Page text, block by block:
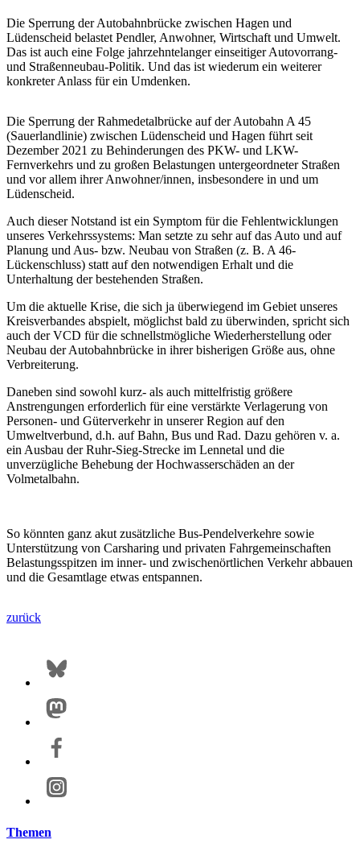
Die Sperrung der Autobahnbrücke zwischen Hagen und
Lüdenscheid belastet Pendler, Anwohner, Wirtschaft und Umwelt.
Das ist auch eine Folge jahrzehntelanger einseitiger Autovorrang-
und Straßenneubau-Politik. Und das ist wiederum ein weiterer
konkreter Anlass für ein Umdenken.
Die Sperrung der Rahmedetalbrücke auf der Autobahn A 45
(Sauerlandlinie) zwischen Lüdenscheid und Hagen führt seit
Dezember 2021 zu Behinderungen des PKW- und LKW-
Fernverkehrs und zu großen Belastungen untergeordneter Straßen
und vor allem ihrer Anwohner/innen, insbesondere in und um
Lüdenscheid.
Auch dieser Notstand ist ein Symptom für die Fehlentwicklungen
unseres Verkehrssystems: Man setzte zu sehr auf das Auto und auf
Planung und Aus- bzw. Neubau von Straßen (z. B. A 46-
Lückenschluss) statt auf den notwendigen Erhalt und die
Unterhaltung der bestehenden Straßen.
Um die aktuelle Krise, die sich ja überwiegend im Gebiet unseres
Kreisverbandes abspielt, möglichst bald zu überwinden, spricht sich
auch der VCD für die schnellstmögliche Wiederherstellung oder
Neubau der Autobahnbrücke in ihrer bisherigen Größe aus, ohne
Verbreiterung.
Daneben sind sowohl kurz- als auch mittelfristig größere
Anstrengungen erforderlich für eine verstärkte Verlagerung von
Personen- und Güterverkehr in unserer Region auf den
Umweltverbund, d.h. auf Bahn, Bus und Rad. Dazu gehören v. a.
ein Ausbau der Ruhr-Sieg-Strecke im Lennetal und die
unverzügliche Behebung der Hochwasserschäden an der
Volmetalbahn.
So könnten ganz akut zusätzliche Bus-Pendelverkehre sowie
Unterstützung von Carsharing und privaten Fahrgemeinschaften
Belastungsspitzen im inner- und zwischenörtlichen Verkehr abbauen
und die Gesamtlage etwas entspannen.
zurück
Themen